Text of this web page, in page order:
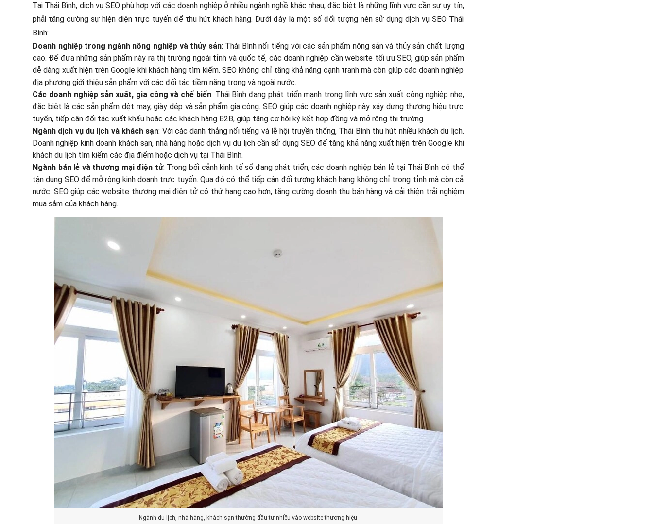
Tại Thái Bình, dịch vụ SEO phù hợp với các doanh nghiệp ở nhiều ngành nghề khác nhau, đặc biệt là những lĩnh vực cần sự uy tín,
phải tăng cường sự hiện diện trực tuyến để thu hút khách hàng. Dưới đây là một số đối tượng nên sử dụng dịch vụ SEO Thái
Bình:
Doanh nghiệp trong ngành nông nghiệp và thủy sản: Thái Bình nổi tiếng với các sản phẩm nông sản và thủy sản chất lượng
cao. Để đưa những sản phẩm này ra thị trường ngoài tỉnh và quốc tế, các doanh nghiệp cần website tối ưu SEO, giúp sản phẩm
dễ dàng xuất hiện trên Google khi khách hàng tìm kiếm. SEO không chỉ tăng khả năng cạnh tranh mà còn giúp các doanh nghiệp
địa phương giới thiệu sản phẩm với các đối tác tiềm năng trong và ngoài nước.
Các doanh nghiệp sản xuất, gia công và chế biến: Thái Bình đang phát triển mạnh trong lĩnh vực sản xuất công nghiệp nhẹ,
đặc biệt là các sản phẩm dệt may, giày dép và sản phẩm gia công. SEO giúp các doanh nghiệp này xây dựng thương hiệu trực
tuyến, tiếp cận đối tác xuất khẩu hoặc các khách hàng B2B, giúp tăng cơ hội ký kết hợp đồng và mở rộng thị trường.
Ngành dịch vụ du lịch và khách sạn: Với các danh thắng nổi tiếng và lễ hội truyền thống, Thái Bình thu hút nhiều khách du lịch.
Doanh nghiệp kinh doanh khách sạn, nhà hàng hoặc dịch vụ du lịch cần sử dụng SEO để tăng khả năng xuất hiện trên Google khi
khách du lịch tìm kiếm các địa điểm hoặc dịch vụ tại Thái Bình.
Ngành bán lẻ và thương mại điện tử: Trong bối cảnh kinh tế số đang phát triển, các doanh nghiệp bán lẻ tại Thái Bình có thể
tận dụng SEO để mở rộng kinh doanh trực tuyến. Qua đó có thể tiếp cận đối tượng khách hàng không chỉ trong tỉnh mà còn cả
nước. SEO giúp các website thương mại điện tử có thứ hạng cao hơn, tăng cường doanh thu bán hàng và cải thiện trải nghiệm
mua sắm của khách hàng.
Ngành du lịch, nhà hàng, khách sạn thường đầu tư nhiều vào website thương hiệu